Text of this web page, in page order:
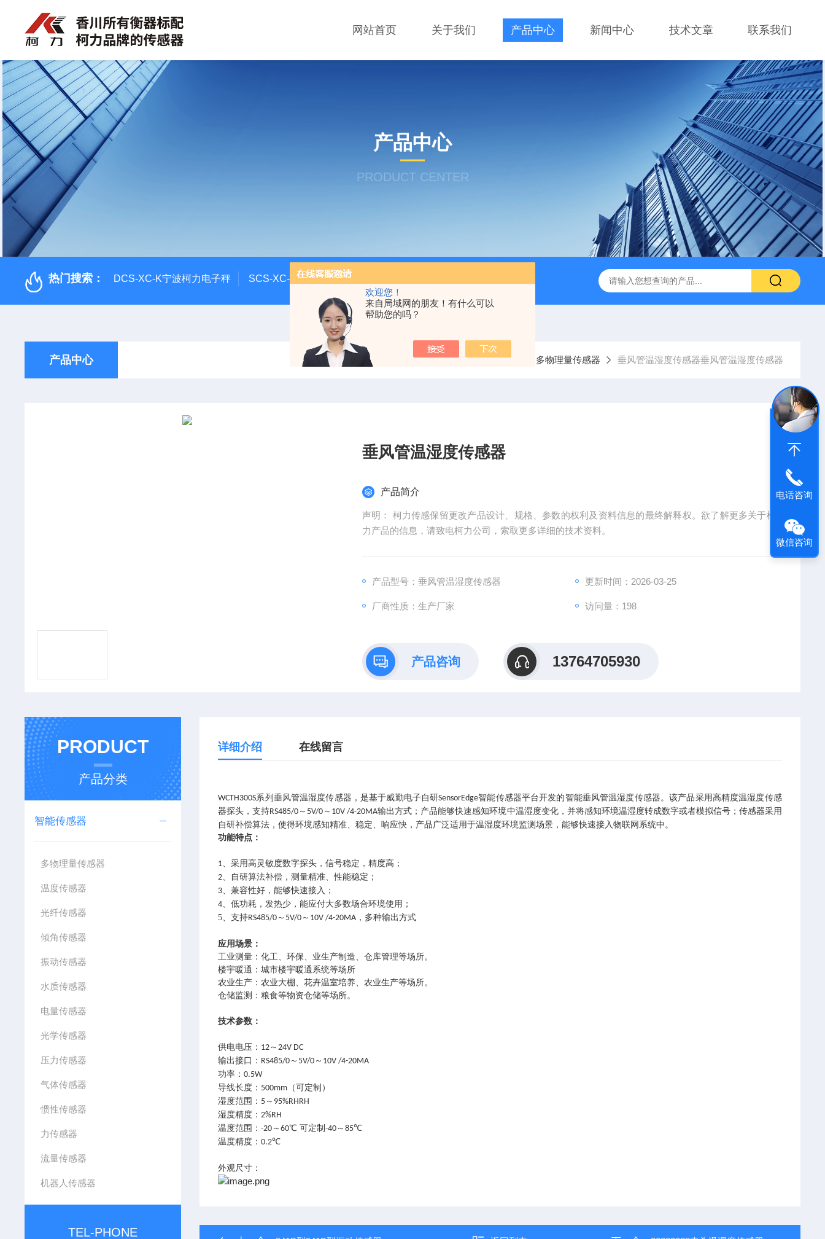
欢迎您！
来自局域网的朋友！有什么可以
帮助您的吗？
网站首页 关于我们 产品中心 新闻中心 技术文章 联系我们
产品中心
PRODUCT CENTER
热门搜索： DCS-XC-K宁波柯力电子秤 SCS-XC-E宁波柯力地磅 D2008-W柯力D2008-W数字仪表 D39-W-CAN物联网称重显示仪表宁波
产品中心 当前位置： 产品中心 智能传感器 多物理量传感器 垂风管温湿度传感器垂风管温湿度传感器
垂风管温湿度传感器
产品简介
声明： 柯力传感保留更改产品设计、规格、参数的权利及资料信息的最终解释权。欲了解更多关于柯
力产品的信息，请致电柯力公司，索取更多详细的技术资料。
产品型号：垂风管温湿度传感器 更新时间：2026-03-25
厂商性质：生产厂家 访问量：198
产品咨询 13764705930
PRODUCT
产品分类
智能传感器
多物理量传感器
温度传感器
光纤传感器
倾角传感器
振动传感器
水质传感器
电量传感器
光学传感器
压力传感器
气体传感器
惯性传感器
力传感器
流量传感器
机器人传感器
TEL-PHONE
详细介绍 在线留言
WCTH300S系列垂风管温湿度传感器，是基于威勤电子自研SensorEdge智能传感器平台开发的智能垂风管温湿度传感器。该产品采用高精度温湿度传感
器探头，支持RS485/0 ～ 5V/0 ～ 10V/4-20MA输出方式 ；产品能够快速感知环境中温湿度变化，并将感知环境温湿度转成数字或者模拟信号；传感器采用
自研补偿算法，使得环境感知精准、稳定、响应快，产品广泛适用于温湿度环境监测场景，能够快速接入物联网系统中。
功能特点：
1、采用高灵敏度数字探头，信号稳定，精度高；
2、 自研算法补偿 ，测量精准、性能稳定 ；
3、兼容性好，能够快速接入 ；
4、低功耗，发热少，能应付大多数场合环境使用；
5、支持RS485/0 ～ 5V/0 ～ 10V/4-20MA ， 多种输出方式
应用场景：
工业测量：化工、环保、业生产制造、仓库管理等场所。
楼宇暖通：城市楼宇暖通系统等场所
农业生产：农业大棚、花卉温室培养、农业生产等场所。
仓储监测：粮食等物资仓储等场所。
技术参数：
供电电压 ： 12 ～24V DC
输出接口 ： RS485/0 ～ 5V/0 ～ 10V/4-20MA
功率 ：0.5W
导线长度 ： 500mm （可定制）
湿度范围 ： 5 ～ 95%RHRH
湿度精度 ：2%RH
温度范围 ：-20 ～60℃ 可定制-40 ～85℃
温度精度 ：0.2℃
外观尺寸：
电话咨询
微信咨询